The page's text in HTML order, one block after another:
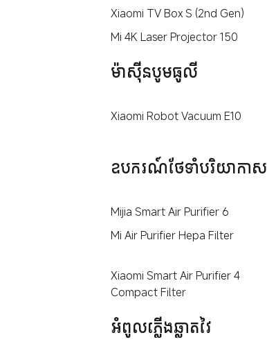
Xiaomi TV Box S (2nd Gen)
Mi 4K Laser Projector 150
ម៉ាស៊ីនបូមធូលី
Xiaomi Robot Vacuum E10
ឧបករណ៍ថែទាំបរិយាកាស
Mijia Smart Air Purifier 6
Mi Air Purifier Hepa Filter
Xiaomi Smart Air Purifier 4
Compact Filter
អំពូលភ្លើងឆ្លាតវៃ